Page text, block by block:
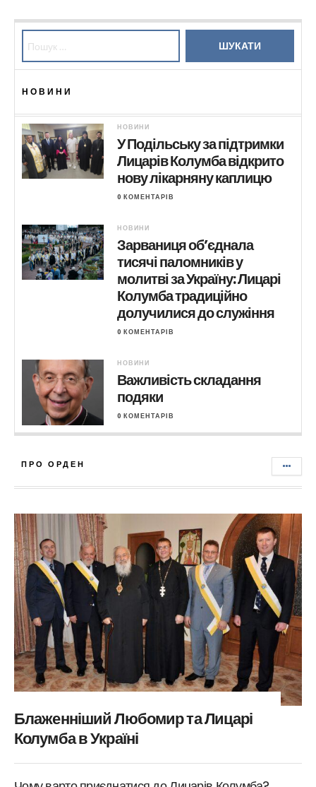
НОВИНИ
НОВИНИ
У Подільську за підтримки
Лицарів Колумба відкрито
нову лікарняну каплицю
0 КОМЕНТАРІВ
НОВИНИ
Зарваниця об’єднала
тисячі паломників у
молитві за Україну: Лицарі
Колумба традиційно
долучилися до служіння
0 КОМЕНТАРІВ
НОВИНИ
Важливість складання
подяки
0 КОМЕНТАРІВ
ПРО ОРДЕН
Блаженніший Любомир та Лицарі
Колумба в Україні